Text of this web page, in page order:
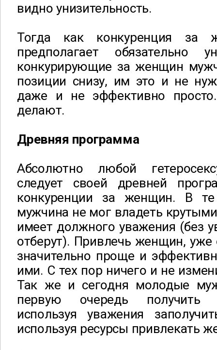
видно унизительность.
Тогда как конкуренция за
предполагает обязательно
конкурирующие за женщин
позиции снизу, им это и не
даже и не эффективно
делают.
Древняя программа
Абсолютно любой
следует своей древней
конкуренции за женщин. В
мужчина не мог владеть
имеет должного уважения (без
отберут). Привлечь женщин, уже
значительно проще и
ими. С тех пор ничего и не
Так же и сегодня молодые
первую очередь получить
используя уважения
используя ресурсы привлекать